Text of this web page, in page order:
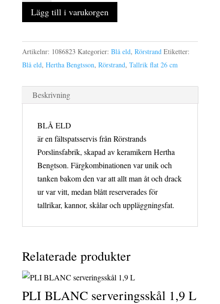
pack
flat
26
vit
mängd
Lägg till i varukorgen
Artikelnr: 1086823 Kategorier: Blå eld, Rörstrand Etiketter:
Blå eld, Hertha Bengtsson, Rörstrand, Tallrik flat 26 cm
Beskrivning
BLÅ ELD
är en fältspatsservis från Rörstrands
Porslinsfabrik, skapad av keramikern Hertha
Bengtson. Färgkombinationen var unik och
tanken bakom den var att allt man åt och drack
ur var vitt, medan blått reserverades för
tallrikar, kannor, skålar och uppläggningsfat.
Relaterade produkter
PLI BLANC serveringsskål 1,9 L